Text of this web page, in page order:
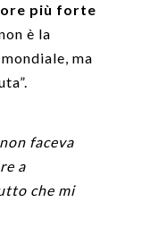
più forte
è la
ma
faceva
a
che mi